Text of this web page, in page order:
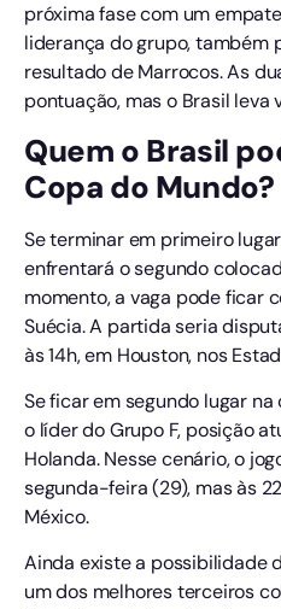
próxima fase com um
liderança do grupo, também
resultado de Marrocos. As
pontuação, mas o Brasil leva
Quem o Brasil
Copa do Mundo?
Se terminar em primeiro
enfrentará o segundo
momento, a vaga pode ficar
Suécia. A partida seria
às 14h, em Houston, nos
Se ficar em segundo lugar
o líder do Grupo F, posição
Holanda. Nesse cenário, o
segunda-feira (29), mas às
México.
Ainda existe a possibilidade
um dos melhores terceiros